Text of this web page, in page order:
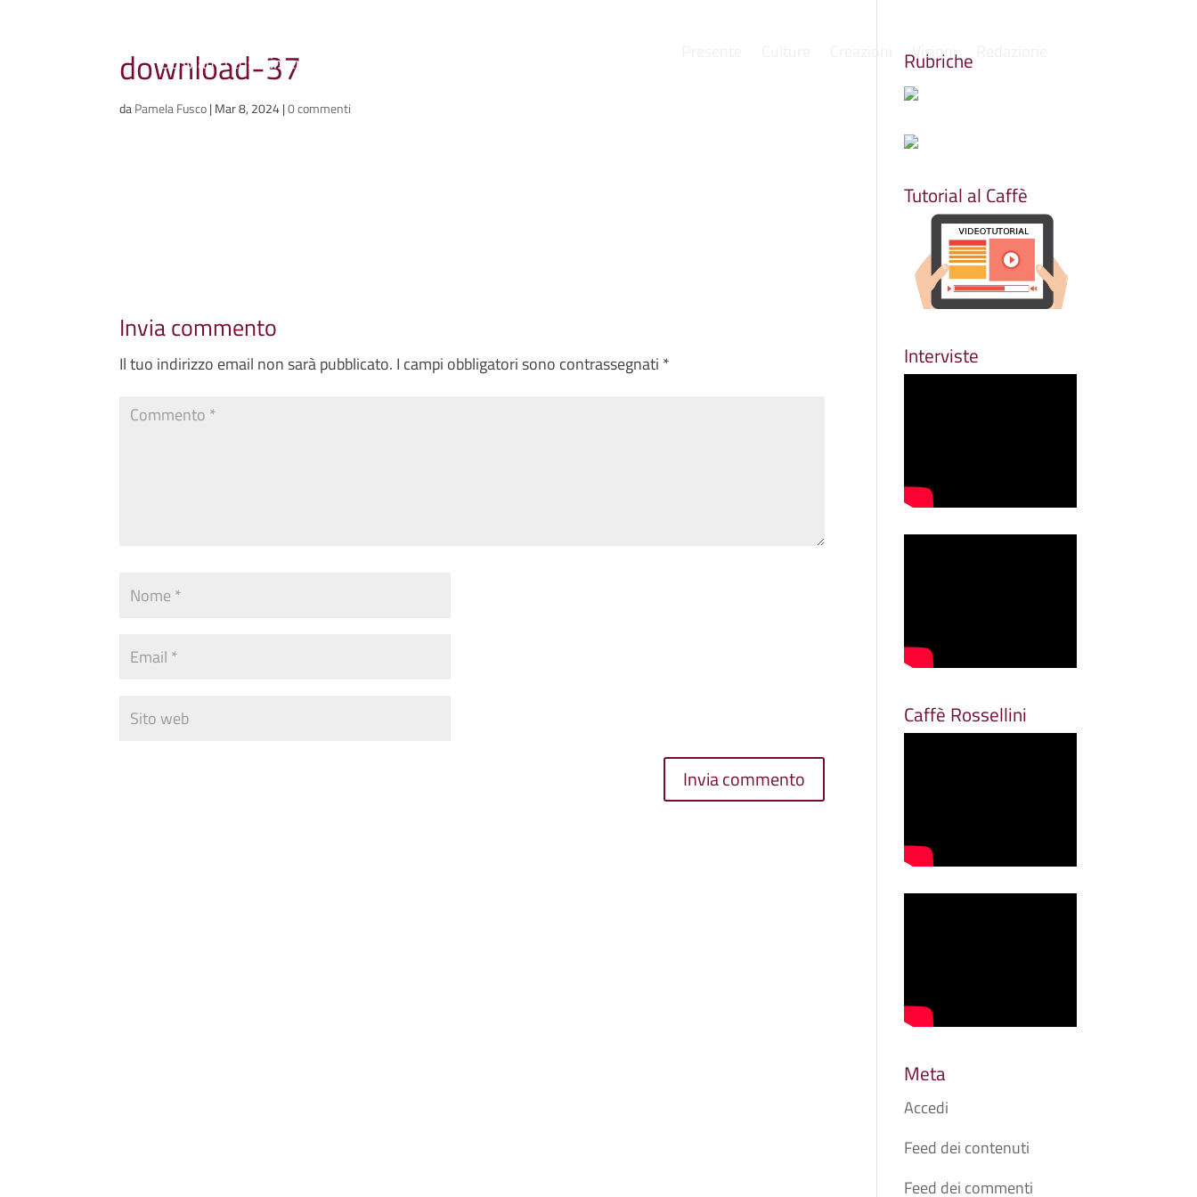
Scriviamo cose, intervistiamo gente Visioni
download-37
daPamela Fusco|Mar 8, 2024|0 commenti
Invia commento
Il tuo indirizzo email non sarà pubblicato. I campi obbligatori sono contrassegnati *
Rubriche
Tutorial al Caffè
Interviste
Caffè Rossellini
Meta
Accedi
Feed dei contenuti
Feed dei commenti